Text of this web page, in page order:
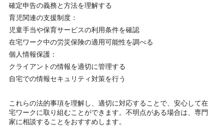
確定申告の義務と方法を理解する
育児関連の支援制度：
児童手当や保育サービスの利用条件を確認
在宅ワーク中の労災保険の適用可能性を調べる
個人情報保護：
クライアントの情報を適切に管理する
自宅での情報セキュリティ対策を行う
これらの法的事項を理解し、適切に対応することで、安心して在
宅ワークに取り組むことができます。不明点がある場合は、専門
家に相談することをおすすめします。